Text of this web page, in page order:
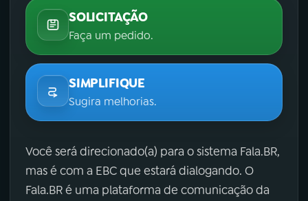
SOLICITAÇÃO
Faça um pedido.
SIMPLIFIQUE
Sugira melhorias.
Você será direcionado(a) para o sistema Fala.BR,
mas é com a EBC que estará dialogando. O
Fala.BR é uma plataforma de comunicação da